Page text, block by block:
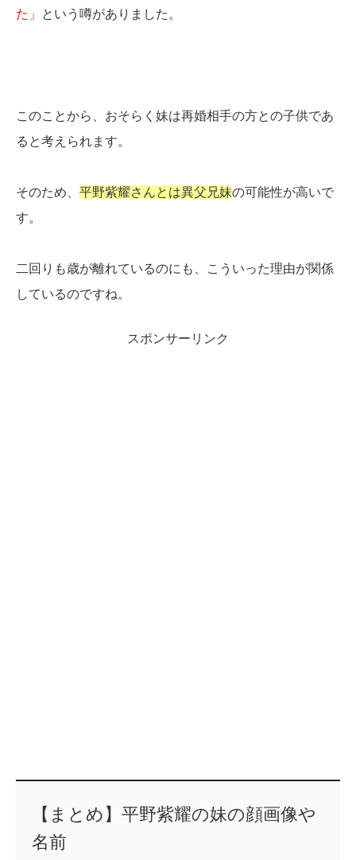
た」 という噂がありました。
このことから、おそらく妹は再婚相手の方との子供であ
ると考えられます。
そのため、 平野紫耀さんとは異父兄妹の可能性が高いで
す。
二回りも歳が離れているのにも、こういった理由が関係
しているのですね。
スポンサーリンク
【まとめ】平野紫耀の妹の顔画像や
名前